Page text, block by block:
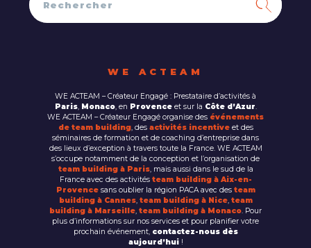
WE ACTEAM
WE ACTEAM – Créateur Engagé : Prestataire d’activités à
Paris, Monaco, en Provenceet sur la Côte d’Azur.
WE ACTEAM – Créateur Engagé organise des événements
de team building, des activités incentiveet des
séminaires de formation et de coaching d’entreprise dans
des lieux d’exception à travers toute la France. WE ACTEAM
s’occupe notamment de la conception et l’organisation de
team building à Paris, mais aussi dans le sud de la
France avec des activités team building à Aix-en-
Provencesans oublier la région PACA avec des team
building à Cannes, team building à Nice, team
building à Marseille, team building à Monaco. Pour
plus d’informations sur nos services et pour planifier votre
prochain événement, contactez-nous dès
aujourd’hui!